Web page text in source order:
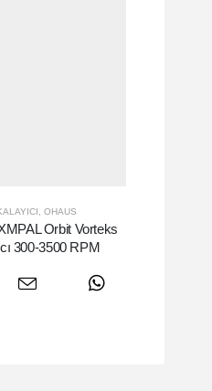
,OHAUS
Orbit Vorteks
300-3500 RPM